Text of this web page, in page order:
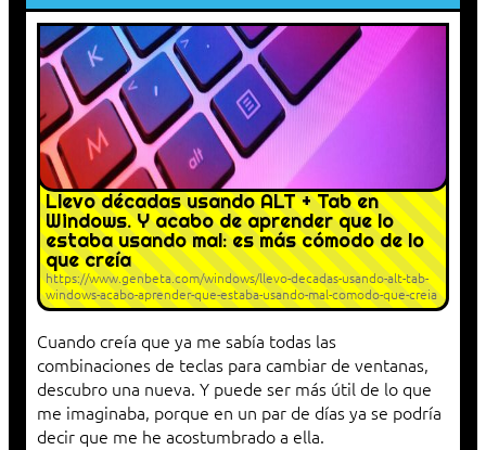
Llevo décadas usando ALT + Tab en
Windows. Y acabo de aprender que lo
estaba usando mal: es más cómodo de lo
que creía
https://www.genbeta.com/windows/llevo-decadas-usando-alt-tab-
windows-acabo-aprender-que-estaba-usando-mal-comodo-que-creia
Cuando creía que ya me sabía todas las
combinaciones de teclas para cambiar de ventanas,
descubro una nueva. Y puede ser más útil de lo que
me imaginaba, porque en un par de días ya se podría
decir que me he acostumbrado a ella.